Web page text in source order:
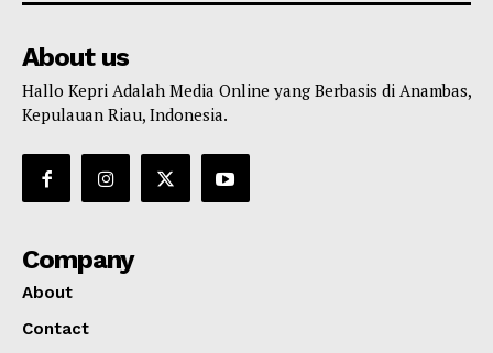
About us
Hallo Kepri Adalah Media Online yang Berbasis di Anambas,
Kepulauan Riau, Indonesia.
Company
About
Contact